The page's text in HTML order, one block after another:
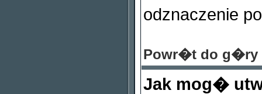
odznaczenie
Powr�t do g�ry
Jak mog�